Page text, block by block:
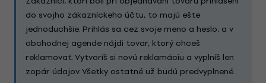
do svojho zákazníckeho účtu, to majú ešte
jednoduchšie. Prihlás sa cez svoje meno a heslo, a v
obchodnej agende nájdi tovar, ktorý chceš
reklamovať. Vytvoríš si novú reklamáciu a vyplníš len
zopár údajov. Všetky ostatné už budú predvyplnené.